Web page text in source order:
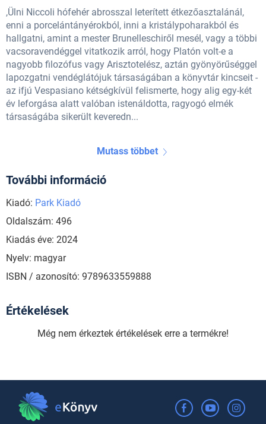
,Ülni Niccoli hófehér abrosszal leterített étkezőasztalánál,
enni a porcelántányérokból, inni a kristálypoharakból és
hallgatni, amint a mester Brunelleschiről mesél, vagy a többi
vacsoravendéggel vitatkozik arról, hogy Platón volt-e a
nagyobb filozófus vagy Arisztotelész, aztán gyönyörűséggel
lapozgatni vendéglátójuk társaságában a könyvtár kincseit -
az ifjú Vespasiano kétségkívül felismerte, hogy alig egy-két
év leforgása alatt valóban istenáldotta, ragyogó elmék
társaságába sikerült keveredn...
Mutass többet
További információ
Kiadó: Park Kiadó
Oldalszám: 496
Kiadás éve: 2024
Nyelv: magyar
ISBN / azonosító: 9789633559888
Értékelések
Még nem érkeztek értékelések erre a termékre!